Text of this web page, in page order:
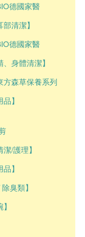
德國家醫
部清潔】
德國家醫
、身體清潔】
方森草保養系列
品】
潔/護理】
品】
除臭類】